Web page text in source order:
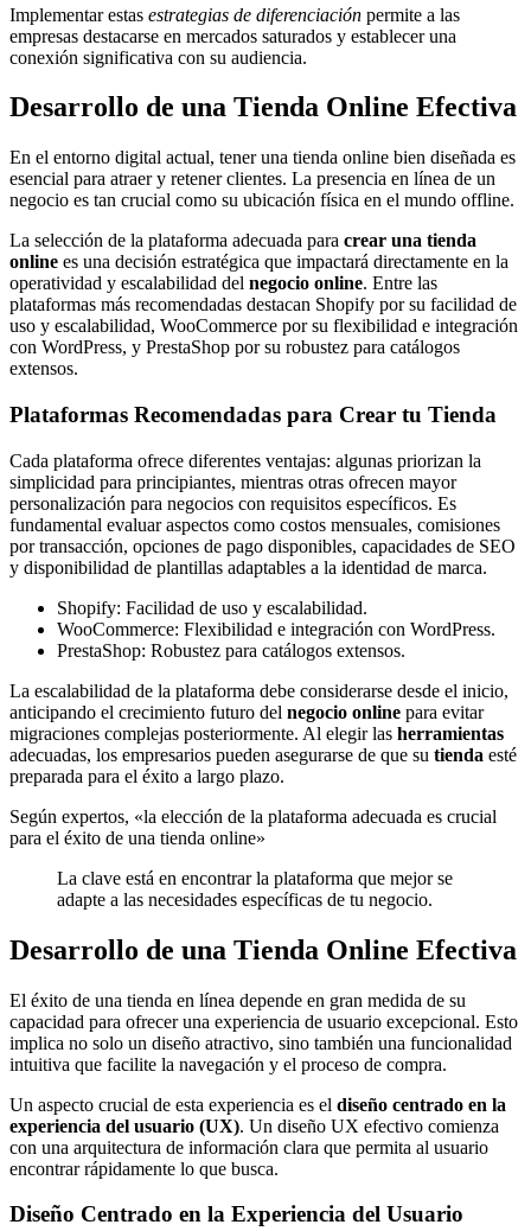
Implementar estas estrategias de diferenciación permite a las
empresas destacarse en mercados saturados y establecer una
conexión significativa con su audiencia.
Desarrollo de una Tienda Online Efectiva
En el entorno digital actual, tener una tienda online bien diseñada es
esencial para atraer y retener clientes. La presencia en línea de un
negocio es tan crucial como su ubicación física en el mundo offline.
La selección de la plataforma adecuada para crear una tienda
online es una decisión estratégica que impactará directamente en la
operatividad y escalabilidad del negocio online. Entre las
plataformas más recomendadas destacan Shopify por su facilidad de
uso y escalabilidad, WooCommerce por su flexibilidad e integración
con WordPress, y PrestaShop por su robustez para catálogos
extensos.
Plataformas Recomendadas para Crear tu Tienda
Cada plataforma ofrece diferentes ventajas: algunas priorizan la
simplicidad para principiantes, mientras otras ofrecen mayor
personalización para negocios con requisitos específicos. Es
fundamental evaluar aspectos como costos mensuales, comisiones
por transacción, opciones de pago disponibles, capacidades de SEO
y disponibilidad de plantillas adaptables a la identidad de marca.
Shopify: Facilidad de uso y escalabilidad.
WooCommerce: Flexibilidad e integración con WordPress.
PrestaShop: Robustez para catálogos extensos.
La escalabilidad de la plataforma debe considerarse desde el inicio,
anticipando el crecimiento futuro del negocio online para evitar
migraciones complejas posteriormente. Al elegir las herramientas
adecuadas, los empresarios pueden asegurarse de que su tienda esté
preparada para el éxito a largo plazo.
Según expertos, «la elección de la plataforma adecuada es crucial
para el éxito de una tienda online»
La clave está en encontrar la plataforma que mejor se
adapte a las necesidades específicas de tu negocio.
Desarrollo de una Tienda Online Efectiva
El éxito de una tienda en línea depende en gran medida de su
capacidad para ofrecer una experiencia de usuario excepcional. Esto
implica no solo un diseño atractivo, sino también una funcionalidad
intuitiva que facilite la navegación y el proceso de compra.
Un aspecto crucial de esta experiencia es el diseño centrado en la
experiencia del usuario (UX). Un diseño UX efectivo comienza
con una arquitectura de información clara que permita al usuario
encontrar rápidamente lo que busca.
Diseño Centrado en la Experiencia del Usuario